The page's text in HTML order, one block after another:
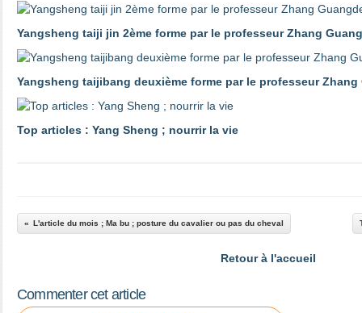
Yangsheng taiji jin 2ème forme par le professeur Zhang
Yangsheng taijibang deuxième forme par le professeur Zhang
Top articles : Yang Sheng ; nourrir la vie
L'article du mois ; Ma bu ; posture du cavalier ou pas du cheval
Retour à l'accueil
Commenter cet article